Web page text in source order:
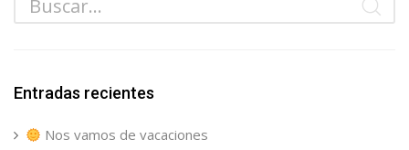
Entradas recientes
Nos vamos de vacaciones